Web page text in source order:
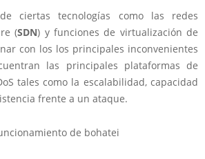
ciertas tecnologías como las redes
(SDN) y funciones de virtualización de
con los los principales inconvenientes
las principales plataformas de
tales como la escalabilidad, capacidad
frente a un ataque.